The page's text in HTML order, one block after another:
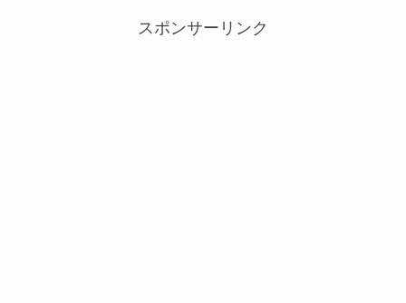
スポンサーリンク